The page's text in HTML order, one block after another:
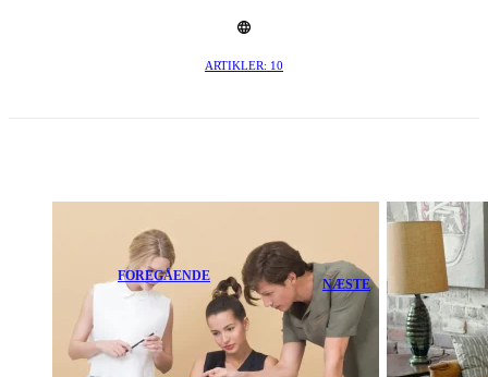
ARTIKLER: 10
FOREGÅENDE
Consequat
Interdum
Varius Sitamet
Mattis
Vulputate
NÆSTE
Netuset
Malesuada
Fames Acturpis
Ogestas